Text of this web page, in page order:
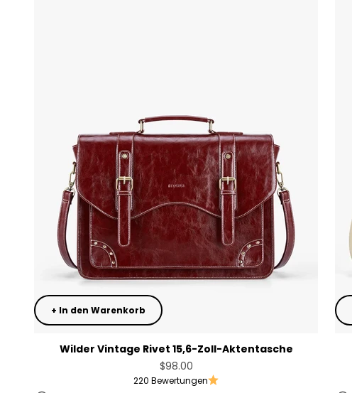
+ In den Warenkorb
Wilder Vintage Rivet 15,6-Zoll-Aktentasche
Angebot
$98.00
220 Bewertungen